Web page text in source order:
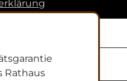
Rathaus